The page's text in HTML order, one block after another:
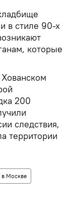
в стиле 90-х
которые
200
следствия,
территории
в Москве